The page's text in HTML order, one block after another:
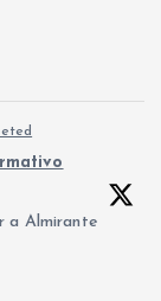
a Almirante